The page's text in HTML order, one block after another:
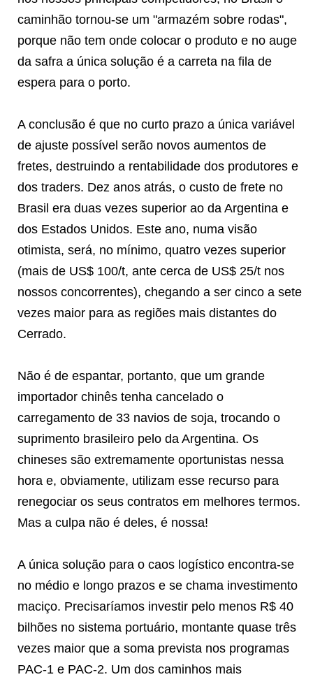
caminhão tornou-se um "armazém sobre rodas",
porque não tem onde colocar o produto e no auge
da safra a única solução é a carreta na fila de
espera para o porto.
A conclusão é que no curto prazo a única variável
de ajuste possível serão novos aumentos de
fretes, destruindo a rentabilidade dos produtores e
dos traders. Dez anos atrás, o custo de frete no
Brasil era duas vezes superior ao da Argentina e
dos Estados Unidos. Este ano, numa visão
otimista, será, no mínimo, quatro vezes superior
(mais de US$ 100/t, ante cerca de US$ 25/t nos
nossos concorrentes), chegando a ser cinco a sete
vezes maior para as regiões mais distantes do
Cerrado.
Não é de espantar, portanto, que um grande
importador chinês tenha cancelado o
carregamento de 33 navios de soja, trocando o
suprimento brasileiro pelo da Argentina. Os
chineses são extremamente oportunistas nessa
hora e, obviamente, utilizam esse recurso para
renegociar os seus contratos em melhores termos.
Mas a culpa não é deles, é nossa!
A única solução para o caos logístico encontra-se
no médio e longo prazos e se chama investimento
maciço. Precisaríamos investir pelo menos R$ 40
bilhões no sistema portuário, montante quase três
vezes maior que a soma prevista nos programas
PAC-1 e PAC-2. Um dos caminhos mais